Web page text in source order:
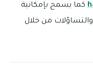
كما يسمح بإمكانية
من خلال